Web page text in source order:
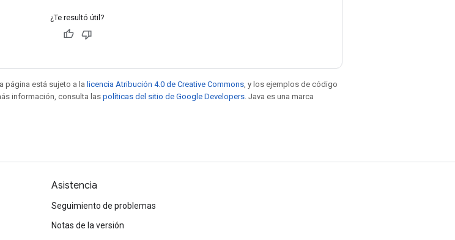
¿Te resultó útil?
página está sujeto a la licencia Atribución 4.0 de Creative Commons , y los ejemplos de código
información, consulta las políticas del sitio de Google Developers . Java es una marca
Asistencia
Seguimiento de problemas
Notas de la versión